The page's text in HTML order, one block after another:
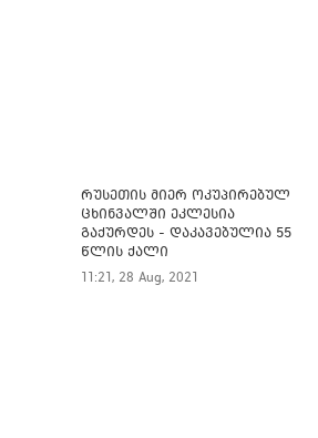
რუსეთის მიერ ოკუპირებულ
ცხინვალში ეკლესია
გაქურდეს - დაკავებულია 55
წლის ქალი
11:21, 28 Aug, 2021